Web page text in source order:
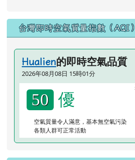
台灣即時空氣質量指數（AQI）
Hualien的即時空氣品質
2026年08月08日 15時01分
50 優
空氣質量令人滿意，基本無空氣污染
各類人群可正常活動